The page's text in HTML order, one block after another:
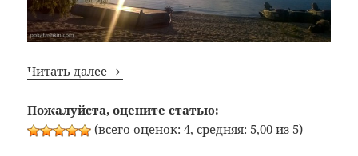
Читать далее Отличное начало выходных :)
Пожалуйста, оцените статью:
(всего оценок: 4, средняя: 5,00 из 5)